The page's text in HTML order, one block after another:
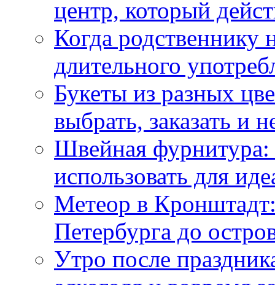
центр, который
Когда
длительного
Букеты из разных
выбрать, заказать и
Швейная фурнитура:
использовать для
Метеор в
Петербурга до
Утро после